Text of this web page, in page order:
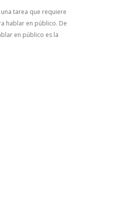
tarea que requiere
hablar en público. De
en público es la